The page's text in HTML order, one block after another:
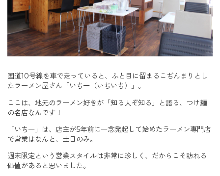
国道10号線を車で走っていると、ふと目に留まるこぢんまりとし
たラーメン屋さん「いち一（いちいち）」。
ここは、地元のラーメン好きが「知る人ぞ知る」と語る、つけ麺
の名店なんです！
「いち一」は、店主が5年前に一念発起して始めたラーメン専門店
で営業はなんと、土日のみ。
週末限定という営業スタイルは非常に珍しく、だからこそ訪れる
価値があると思いました。